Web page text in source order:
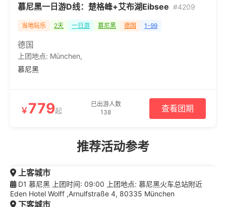
慕尼黑一日游D线：楚格峰+艾布湖Eibsee #4209
当地玩乐 2天 一日游 慕尼黑 德国 1-99
德国
上团地点: München,
慕尼黑
￥779起
已出游人数
138
查看团期
推荐活动参考
上客城市
D1 慕尼黑 上团时间: 09:00 上团地点: 慕尼黑火车总站附近
Eden Hotel Wolff ,Arnulfstraße 4, 80335 München
下客城市